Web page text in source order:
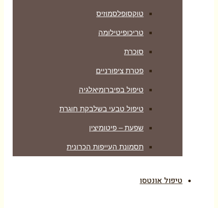
טוקסופלסמוזיס
טריכופיטילומה
סוכרת
פטרת ציפורניים
טיפול בפיברומיאלגיה
טיפול טבעי בשלבקת חוגרת
שפעת – פיטומיצין
תסמונת העייפות הכרונית
טיפול אונטסו